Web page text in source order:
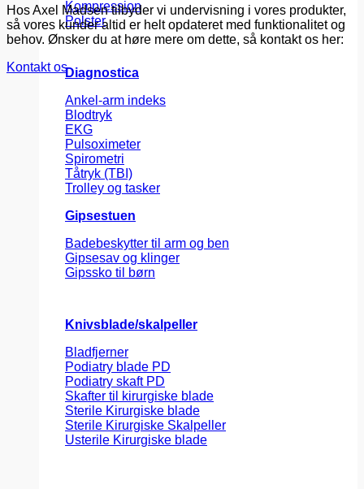
Kompression
Polster
Diagnostica
Ankel-arm indeks
Blodtryk
EKG
Pulsoximeter
Spirometri
Tåtryk (TBI)
Trolley og tasker
Gipsestuen
Badebeskytter til arm og ben
Gipsesav og klinger
Gipssko til børn
Knivsblade/skalpeller
Bladfjerner
Podiatry blade PD
Podiatry skaft PD
Skafter til kirurgiske blade
Sterile Kirurgiske blade
Sterile Kirurgiske Skalpeller
Usterile Kirurgiske blade
Hos Axel Madsen tilbyder vi undervisning i vores produkter,
så vores kunder altid er helt opdateret med funktionalitet og
behov. Ønsker du at høre mere om dette, så kontakt os her:
Kontakt os